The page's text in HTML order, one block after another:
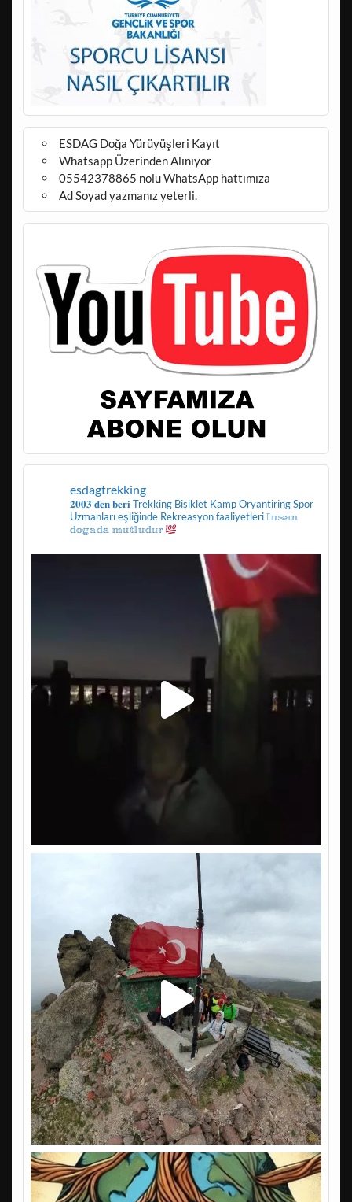
ESDAG Doğa Yürüyüşleri Kayıt
Whatsapp Üzerinden Alınıyor
05542378865 nolu WhatsApp hattımıza
Ad Soyad yazmanız yeterli.
esdagtrekking
𝟐𝟎𝟎𝟑'𝐝𝐞𝐧 𝐛𝐞𝐫𝐢TrekkingBisikletKampOryantiringSpor
Uzmanları eşliğinde Rekreasyon faaliyetleri𝕀𝕟𝕤𝕒𝕟
𝕕𝕠𝕘𝕒𝕕𝕒 𝕞𝕦𝕥𝕝𝕦𝕕𝕦𝕣